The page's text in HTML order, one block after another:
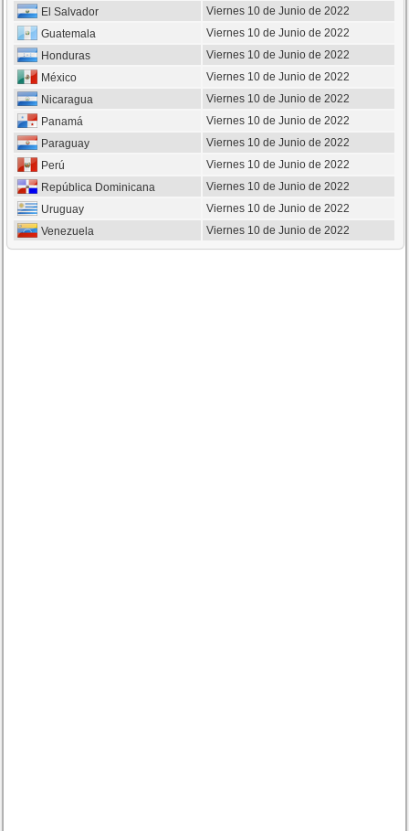
El Salvador
Viernes 10 de Junio de 2022
Guatemala
Viernes 10 de Junio de 2022
Honduras
Viernes 10 de Junio de 2022
México
Viernes 10 de Junio de 2022
Nicaragua
Viernes 10 de Junio de 2022
Panamá
Viernes 10 de Junio de 2022
Paraguay
Viernes 10 de Junio de 2022
Perú
Viernes 10 de Junio de 2022
República Dominicana
Viernes 10 de Junio de 2022
Uruguay
Viernes 10 de Junio de 2022
Venezuela
Viernes 10 de Junio de 2022